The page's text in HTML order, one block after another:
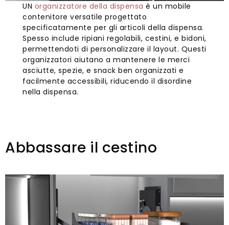
UN organizzatore della dispensa è un mobile
contenitore versatile progettato
specificatamente per gli articoli della dispensa.
Spesso include ripiani regolabili, cestini, e bidoni,
permettendoti di personalizzare il layout. Questi
organizzatori aiutano a mantenere le merci
asciutte, spezie, e snack ben organizzati e
facilmente accessibili, riducendo il disordine
nella dispensa.
Abbassare il cestino